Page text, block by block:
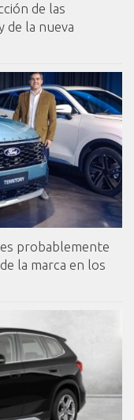
de las
de la nueva
probablemente
la marca en los